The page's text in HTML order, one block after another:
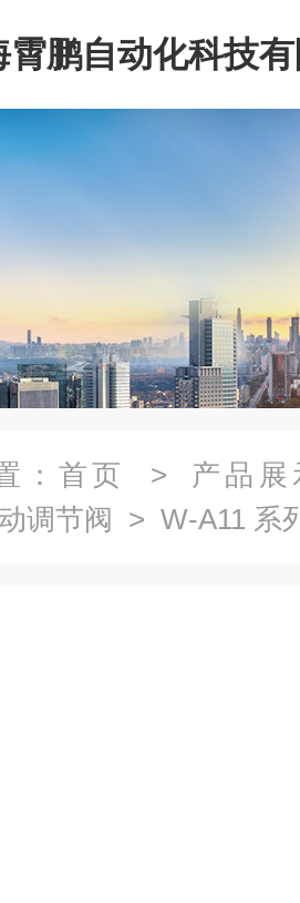
霄鹏自动化科技
： 首页 > 产品展
调节阀 > W-A11 系